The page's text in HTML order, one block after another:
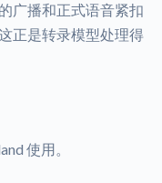
广播和正式语音紧扣
正是转录模型处理得
使用。